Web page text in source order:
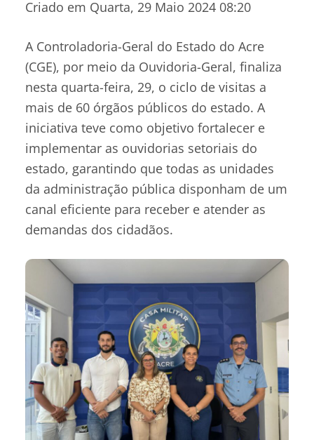
Criado em Quarta, 29 Maio 2024 08:20
A Controladoria-Geral do Estado do Acre
(CGE), por meio da Ouvidoria-Geral, finaliza
nesta quarta-feira, 29, o ciclo de visitas a
mais de 60 órgãos públicos do estado. A
iniciativa teve como objetivo fortalecer e
implementar as ouvidorias setoriais do
estado, garantindo que todas as unidades
da administração pública disponham de um
canal eficiente para receber e atender as
demandas dos cidadãos.